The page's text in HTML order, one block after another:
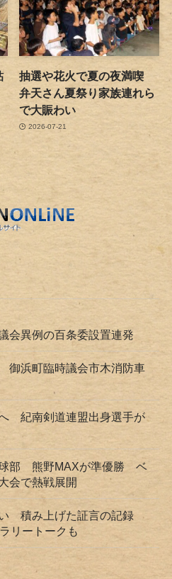
抽選や花火で夏の夜満喫
弁天さん夏祭り家族連れら
で大賑わい
2026-07-21
異例の百条委設置連発
浜町臨時議会市木消防車
紀南剣道連盟出身選手が
球部 熊野MAXが準優勝 ベ
会で熱戦展開
い 積み上げた証言の記録
リートークも